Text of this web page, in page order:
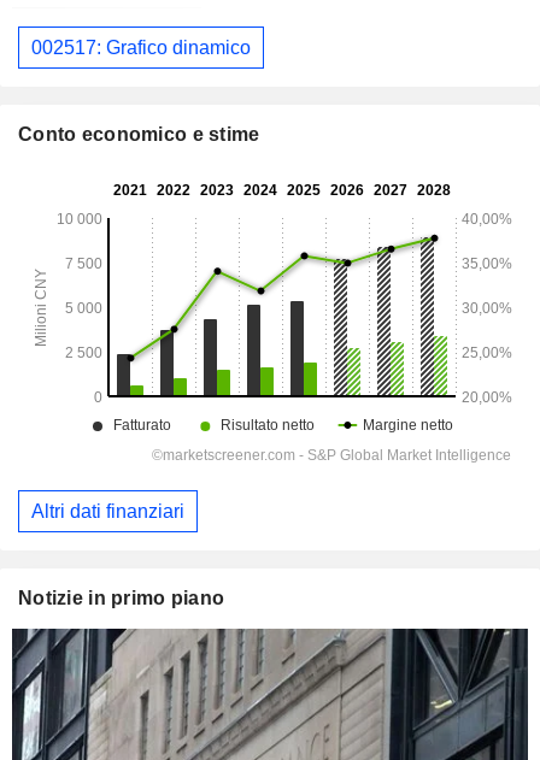
002517: Grafico dinamico
Conto economico e stime
Altri dati finanziari
Notizie in primo piano